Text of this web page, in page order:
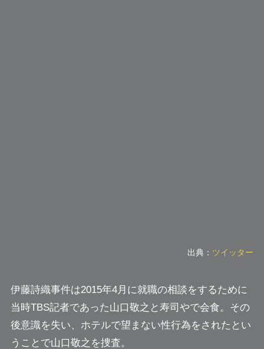
出典： ツイッター
伊藤詩織事件は2015年4月に就職の相談をするために
当時TBS記者であった山口敬之と寿司やで会食。その
後意識を失い、ホテルで望まない性行為をされたとい
うことで山口敬之を捜査。